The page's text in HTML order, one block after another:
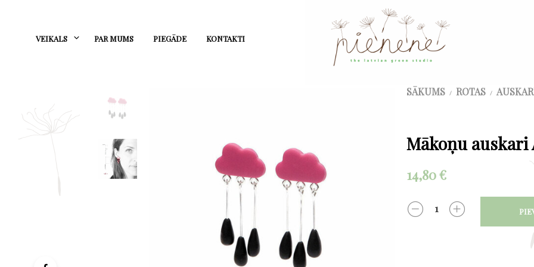
VEIKALS PAR MUMS PIEGĀDE KONTAKTI
SĀKUMS / ROTAS /
Mākoņu
14,80€
DAUDZUMS